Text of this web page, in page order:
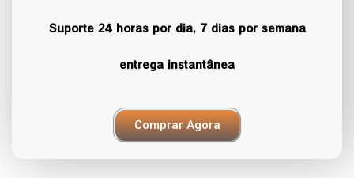
Suporte 24 horas por dia, 7 dias por semana
entrega instantânea
Comprar Agora